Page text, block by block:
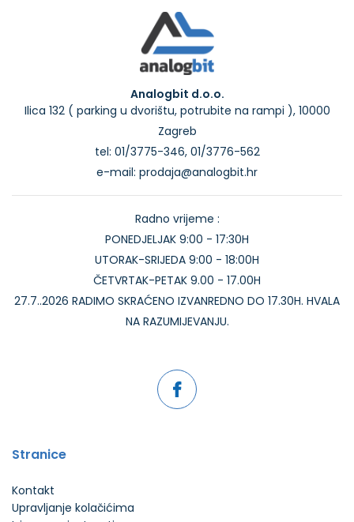
Analogbit d.o.o.
Ilica 132 ( parking u dvorištu, potrubite na rampi ), 10000
Zagreb
tel: 01/3775-346, 01/3776-562
e-mail: prodaja@analogbit.hr
Radno vrijeme :
PONEDJELJAK 9:00 - 17:30H
UTORAK-SRIJEDA 9:00 - 18:00H
ČETVRTAK-PETAK 9.00 - 17.00H
27.7..2026 RADIMO SKRAĆENO IZVANREDNO DO 17.30H. HVALA
NA RAZUMIJEVANJU.
Stranice
Kontakt
Upravljanje kolačićima